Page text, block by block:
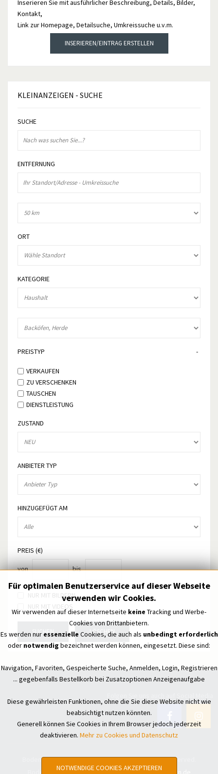
Inserieren Sie mit ausführlicher Beschreibung, Details, Bilder,
Kontakt,
Link zur Homepage, Detailsuche, Umkreissuche u.v.m.
INSERIEREN/EINTRAG ERSTELLEN
KLEINANZEIGEN - SUCHE
SUCHE
ENTFERNUNG
ORT
KATEGORIE
PREISTYP
VERKAUFEN
ZU VERSCHENKEN
TAUSCHEN
DIENSTLEISTUNG
ZUSTAND
ANBIETER TYP
HINZUGEFÜGT AM
PREIS (€)
von bis
NUR MIT BILDERN
NUR MIT VIDEOS
SUCHEN LÖSCHEN
Für optimalen Benutzerservice auf dieser Webseite
verwenden wir Cookies.
Wir verwenden auf dieser Internetseite keine Tracking und Werbe-
Cookies von Drittanbietern.
Es werden nur essenzielle Cookies, die auch als unbedingt erforderlich
oder notwendig bezeichnet werden können, eingesetzt. Diese sind:
Navigation, Favoriten, Gespeicherte Suche, Anmelden, Login, Registrieren
... gegebenfalls Bestellkorb bei Zusatzoptionen Anzeigenaufgabe
Diese gewährleisten Funktionen, ohne die Sie diese Website nicht wie
beabsichtigt nutzen könnten.
Generell können Sie Cookies in Ihrem Browser jedoch jederzeit
deaktivieren. Mehr zu Cookies und Datenschutz
NOTWENDIGE COOKIES AKZEPTIEREN
Bodensee Treffpunkt - Kleinanzeigen © All Rights Reserved.
Bodensee Treffpunkt - Kleinanzeigen byhoko-design.de